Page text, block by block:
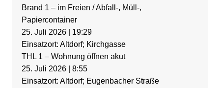
Brand 1 – im Freien / Abfall-, Müll-,
Papiercontainer
25. Juli 2026| 19:29
Einsatzort: Altdorf; Kirchgasse
THL 1 – Wohnung öffnen akut
25. Juli 2026| 8:55
Einsatzort: Altdorf; Eugenbacher Straße